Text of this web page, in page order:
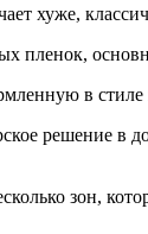
хуже,
пленок,
в стиле
решение в
зон,